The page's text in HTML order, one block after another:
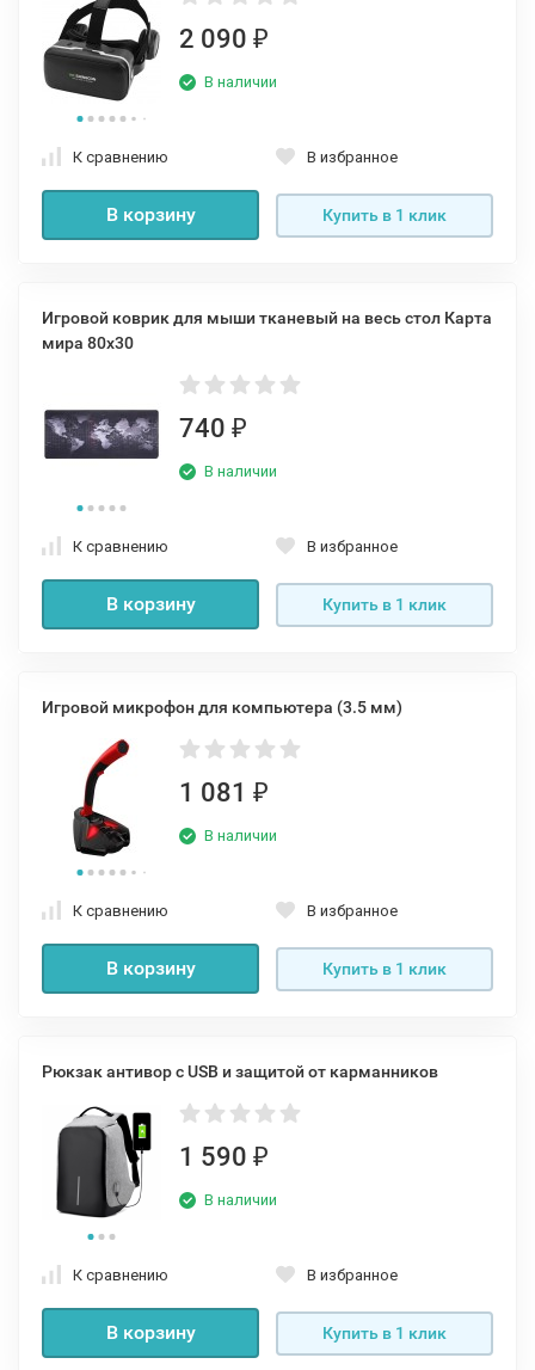
2 090 ₽
В наличии
К сравнению В избранное
В корзину Купить в 1 клик
Игровой коврик для мыши тканевый на весь стол Карта
мира 80x30
740 ₽
В наличии
К сравнению В избранное
В корзину Купить в 1 клик
Игровой микрофон для компьютера (3.5 мм)
1 081 ₽
В наличии
К сравнению В избранное
В корзину Купить в 1 клик
Рюкзак антивор c USB и защитой от карманников
1 590 ₽
В наличии
К сравнению В избранное
В корзину Купить в 1 клик